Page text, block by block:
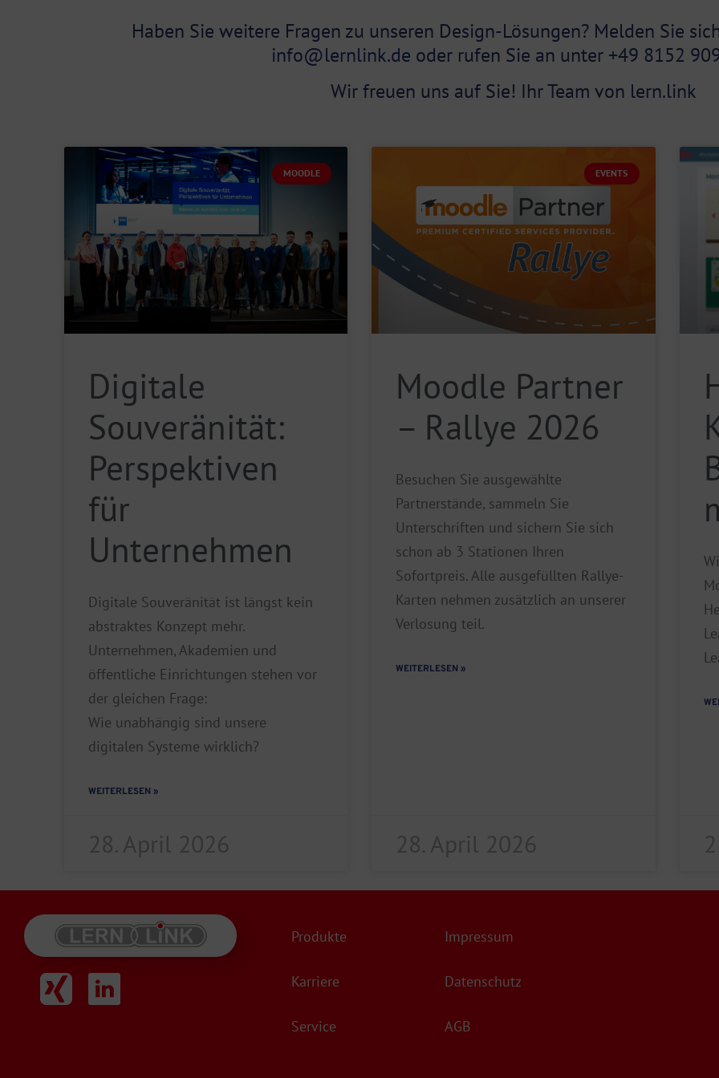
Haben Sie weitere Fragen zu unseren Design-Lösungen? Melden Sie
info@lernlink.de oder rufen Sie an unter +49 8152
Wir freuen uns auf Sie! Ihr Team von lern.link
MOODLE
Digitale
Souveränität:
Perspektiven
für
Unternehmen
Digitale Souveränität ist längst kein
abstraktes Konzept mehr.
Unternehmen, Akademien und
öffentliche Einrichtungen stehen vor
der gleichen Frage:
Wie unabhängig sind unsere
digitalen Systeme wirklich?
WEITERLESEN »
28. April 2026
EVENTS
Moodle Partner
– Rallye 2026
Besuchen Sie ausgewählte
Partnerstände, sammeln Sie
Unterschriften und sichern Sie sich
schon ab 3 Stationen Ihren
Sofortpreis. Alle ausgefüllten Rallye-
Karten nehmen zusätzlich an unserer
Verlosung teil.
WEITERLESEN »
28. April 2026
Produkte
Karriere
Service
Impressum
Datenschutz
AGB